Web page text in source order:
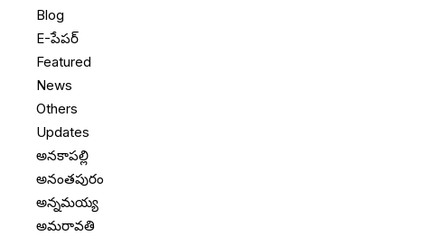
Blog
E-పేపర్
Featured
News
Others
Updates
అనకాపల్లి
అనంతపురం
అన్నమయ్య
అమరావతి